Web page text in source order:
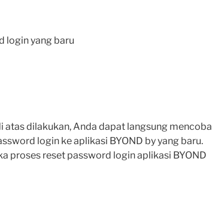
login yang baru
atas dilakukan, Anda dapat langsung mencoba
login ke aplikasi BYOND by yang baru.
proses reset password login aplikasi BYOND